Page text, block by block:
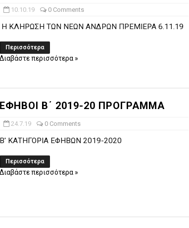
10.10.19 0 Comments
Η ΚΛΗΡΩΣΗ ΤΩΝ ΝΕΩΝ ΑΝΔΡΩΝ ΠΡΕΜΙΕΡΑ 6.11.19
Περισσότερα
Διαβάστε περισσότερα »
ΕΦΗΒΟΙ Β΄ 2019-20 ΠΡΟΓΡΑΜΜΑ
24.7.19 0 Comments
Β' ΚΑΤΗΓΟΡΙΑ ΕΦΗΒΩΝ 2019-2020
Περισσότερα
Διαβάστε περισσότερα »